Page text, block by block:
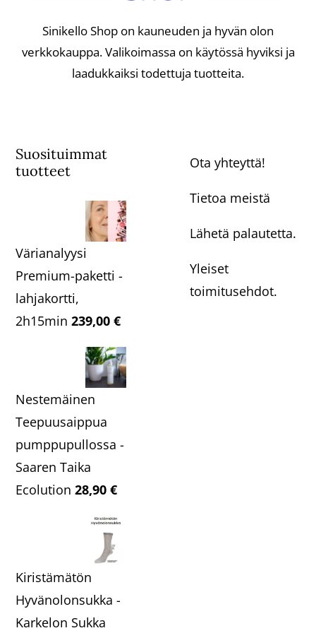
Sinikello Shop on kauneuden ja hyvän olon
verkkokauppa. Valikoimassa on käytössä hyviksi ja
laadukkaiksi todettuja tuotteita.
Suosituimmat
tuotteet
Värianalyysi
Premium-paketti -
lahjakortti,
2h15min 239,00€
Nestemäinen
Teepuusaippua
pumppupullossa -
Saaren Taika
Ecolution 28,90€
Kiristämätön
Hyvänolonsukka -
Karkelon Sukka
Ota yhteyttä!
Tietoa meistä
Lähetä palautetta.
Yleiset
toimitusehdot.